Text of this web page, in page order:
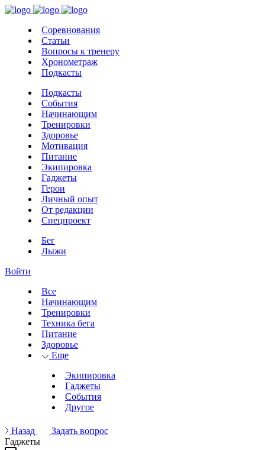
Соревнования
Статьи
Вопросы к тренеру
Хронометраж
Подкасты
Подкасты
События
Начинающим
Тренировки
Здоровье
Мотивация
Питание
Экипировка
Гаджеты
Герои
Личный опыт
От редакции
Спецпроект
Бег
Лыжи
Войти
Все
Начинающим
Тренировки
Техника бега
Питание
Здоровье
Еще
Экипировка
Гаджеты
События
Другое
Назад
Задать вопрос
Гаджеты